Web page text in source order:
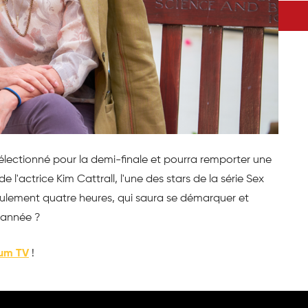
pour la demi-finale et pourra remporter une
l'actrice Kim Cattrall, l'une des stars de la série Sex
quatre heures, qui saura se démarquer et
?
TV !